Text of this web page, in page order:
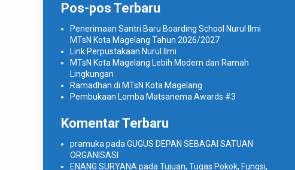
Pos-pos Terbaru
Penerimaan Santri Baru Boarding School Nurul Ilmi
MTsN Kota Magelang Tahun 2026/2027
Link Perpustakaan Nurul Ilmi
MTsN Kota Magelang Lebih Modern dan Ramah
Lingkungan
Ramadhan di MTsN Kota Magelang
Pembukaan Lomba Matsanema Awards #3
Komentar Terbaru
pramuka pada GUGUS DEPAN SEBAGAI SATUAN
ORGANISASI
ENANG SURYANA pada Tujuan, Tugas Pokok, Fungsi,